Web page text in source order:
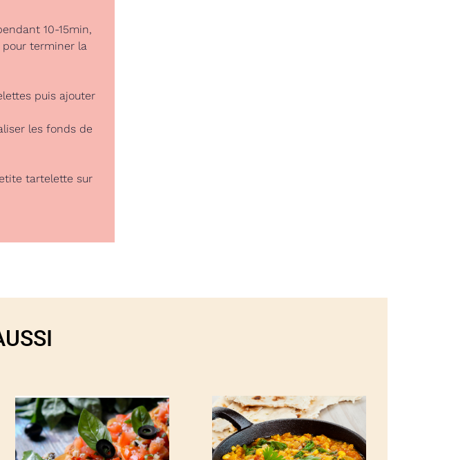
10-15min,
pour terminer la
puis ajouter
les fonds de
tartelette sur